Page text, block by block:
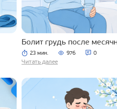
Болит грудь после
23 мин. 976 0
Читать далее